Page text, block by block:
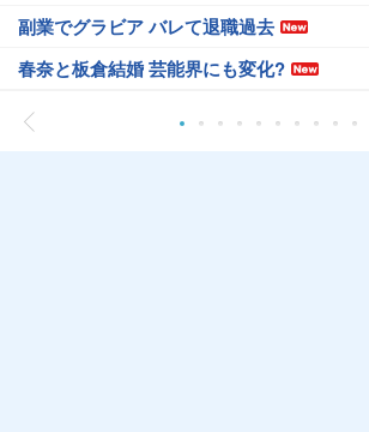
副業でグラビア バレて退職過去
春奈と板倉結婚 芸能界にも変化?